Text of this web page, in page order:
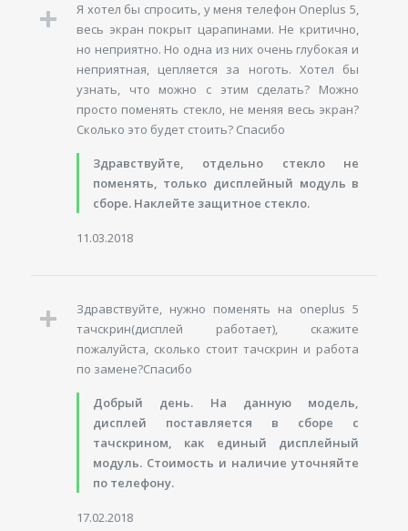
Я хотел бы спросить, у меня телефон Oneplus 5,
весь экран покрыт царапинами. Не критично,
но неприятно. Но одна из них очень глубокая и
неприятная, цепляется за ноготь. Хотел бы
узнать, что можно с этим сделать? Можно
просто поменять стекло, не меняя весь экран?
Сколько это будет стоить? Спасибо
Здравствуйте, отдельно стекло не
поменять, только дисплейный модуль в
сборе. Наклейте защитное стекло.
11.03.2018
Здравствуйте, нужно поменять на oneplus 5
тачскрин(дисплей работает), скажите
пожалуйста, сколько стоит тачскрин и работа
по замене?Спасибо
Добрый день. На данную модель,
дисплей поставляется в сборе с
тачскрином, как единый дисплейный
модуль. Стоимость и наличие уточняйте
по телефону.
17.02.2018